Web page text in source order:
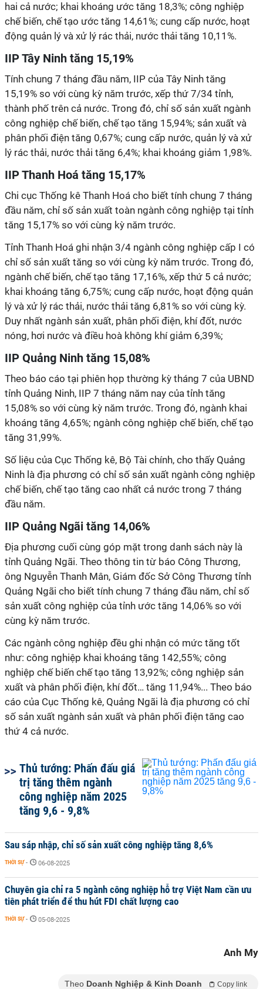
hai cả nước; khai khoáng ước tăng 18,3%; công nghiệp
chế biến, chế tạo ước tăng 14,61%; cung cấp nước, hoạt
động quản lý và xử lý rác thải, nước thải tăng 10,11%.
IIP Tây Ninh tăng 15,19%
Tính chung 7 tháng đầu năm, IIP của Tây Ninh tăng
15,19% so với cùng kỳ năm trước, xếp thứ 7/34 tỉnh,
thành phố trên cả nước. Trong đó, chỉ số sản xuất ngành
công nghiệp chế biến, chế tạo tăng 15,94%; sản xuất và
phân phối điện tăng 0,67%; cung cấp nước, quản lý và xử
lý rác thải, nước thải tăng 6,4%; khai khoáng giảm 1,98%.
IIP Thanh Hoá tăng 15,17%
Chi cục Thống kê Thanh Hoá cho biết tính chung 7 tháng
đầu năm, chỉ số sản xuất toàn ngành công nghiệp tại tỉnh
tăng 15,17% so với cùng kỳ năm trước.
Tỉnh Thanh Hoá ghi nhận 3/4 ngành công nghiệp cấp I có
chỉ số sản xuất tăng so với cùng kỳ năm trước. Trong đó,
ngành chế biến, chế tạo tăng 17,16%, xếp thứ 5 cả nước;
khai khoáng tăng 6,75%; cung cấp nước, hoạt động quản
lý và xử lý rác thải, nước thải tăng 6,81% so với cùng kỳ.
Duy nhất ngành sản xuất, phân phối điện, khí đốt, nước
nóng, hơi nước và điều hoà không khí giảm 6,39%;
IIP Quảng Ninh tăng 15,08%
Theo báo cáo tại phiên họp thường kỳ tháng 7 của UBND
tỉnh Quảng Ninh, IIP 7 tháng năm nay của tỉnh tăng
15,08% so với cùng kỳ năm trước. Trong đó, ngành khai
khoáng tăng 4,65%; ngành công nghiệp chế biến, chế tạo
tăng 31,99%.
Số liệu của Cục Thống kê, Bộ Tài chính, cho thấy Quảng
Ninh là địa phương có chỉ số sản xuất ngành công nghiệp
chế biến, chế tạo tăng cao nhất cả nước trong 7 tháng
đầu năm.
IIP Quảng Ngãi tăng 14,06%
Địa phương cuối cùng góp mặt trong danh sách này là
tỉnh Quảng Ngãi. Theo thông tin từ báo Công Thương,
ông Nguyễn Thanh Mân, Giám đốc Sở Công Thương tỉnh
Quảng Ngãi cho biết tính chung 7 tháng đầu năm, chỉ số
sản xuất công nghiệp của tỉnh ước tăng 14,06% so với
cùng kỳ năm trước.
Các ngành công nghiệp đều ghi nhận có mức tăng tốt
như: công nghiệp khai khoáng tăng 142,55%; công
nghiệp chế biến chế tạo tăng 13,92%; công nghiệp sản
xuất và phân phối điện, khí đốt… tăng 11,94%... Theo báo
cáo của Cục Thống kê, Quảng Ngãi là địa phương có chỉ
số sản xuất ngành sản xuất và phân phối điện tăng cao
thứ 4 cả nước.
Thủ tướng: Phấn đấu giá
trị tăng thêm ngành
công nghiệp năm 2025
tăng 9,6 - 9,8%
Sau sáp nhập, chỉ số sản xuất công nghiệp tăng 8,6%
THỜI SỰ - 06-08-2025
Chuyên gia chỉ ra 5 ngành công nghiệp hỗ trợ Việt Nam cần ưu
tiên phát triển để thu hút FDI chất lượng cao
THỜI SỰ - 05-08-2025
Anh My
Theo Doanh Nghiệp & Kinh Doanh Copy link